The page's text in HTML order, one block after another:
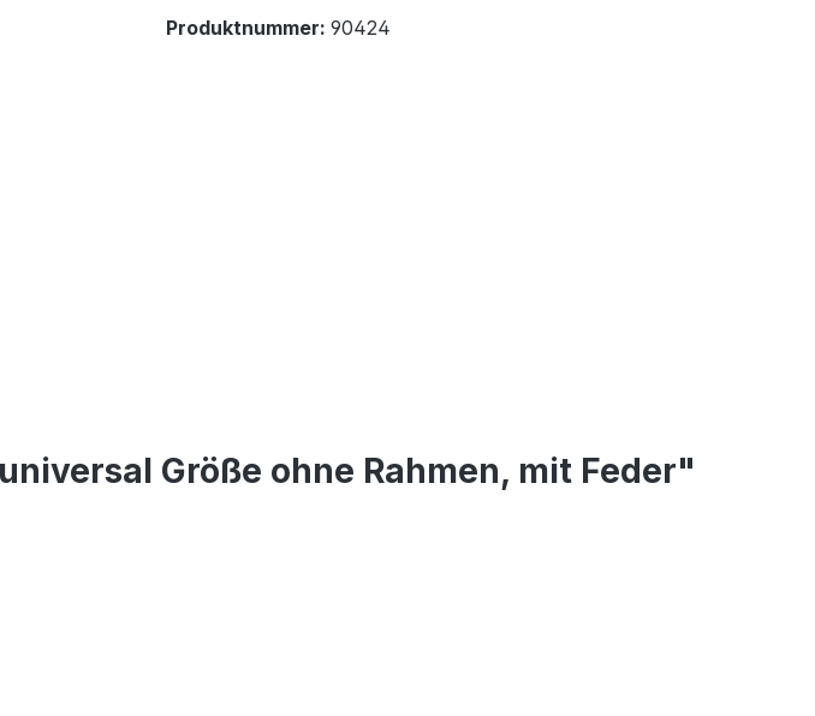
Produktnummer: 90424
Größe ohne Rahmen, mit Feder"